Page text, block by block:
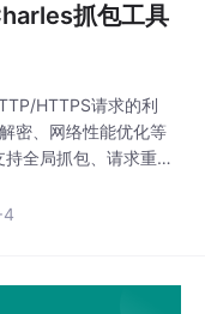
抓包工具
HTTPS请求的利
密、网络性能优化等
全局抓包、请求重写
。访问Charles中文镜